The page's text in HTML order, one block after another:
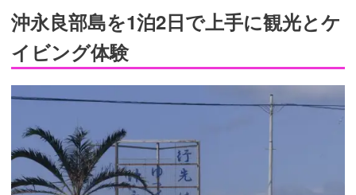
沖永良部島を1泊2日で上手に観光とケ
イビング体験